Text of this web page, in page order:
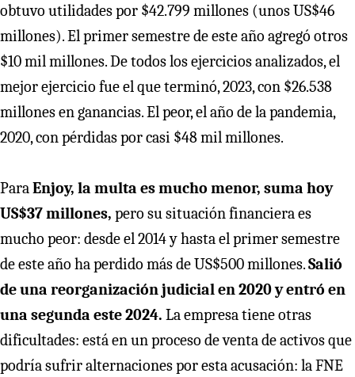
obtuvo utilidades por $42.799 millones (unos US$46
millones). El primer semestre de este año agregó otros
$10 mil millones. De todos los ejercicios analizados, el
mejor ejercicio fue el que terminó, 2023, con $26.538
millones en ganancias. El peor, el año de la pandemia,
2020, con pérdidas por casi $48 mil millones.
ParaEnjoy, la multa es mucho menor, suma hoy
US$37 millones, pero su situación financiera es
mucho peor: desde el 2014 y hasta el primer semestre
de este año ha perdido más de US$500 millones.Salió
de una reorganización judicial en 2020 y entró en
una segunda este 2024. La empresa tiene otras
dificultades: está en un proceso de venta de activos que
podría sufrir alternaciones por esta acusación: la FNE